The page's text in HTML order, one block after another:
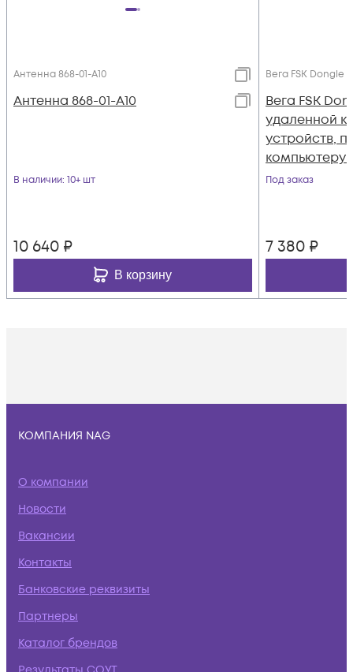
Антенна 868-01-А10
Антенна 868-01-А10
В наличии: 10+ шт
10 640 ₽
В корзину
Вега FSK Dongle
Вега FSK
удаленной
устройств,
компьютеру
Под заказ
7 380 ₽
КОМПАНИЯ NAG
О компании
Новости
Вакансии
Контакты
Банковские реквизиты
Партнеры
Каталог брендов